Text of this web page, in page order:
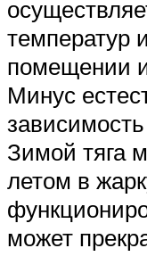
температур
помещении
Минус
Зимой тяга
летом в
может